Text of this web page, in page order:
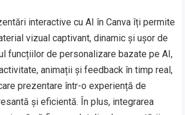
interactive cu AI în Canva îți permite
vizual captivant, dinamic și ușor de
funcțiilor de personalizare bazate pe AI,
animații și feedback în timp real,
prezentare într-o experiență de
și eficientă. În plus, integrarea